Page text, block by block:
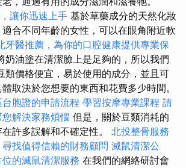
讓你迅速上手 基於草藥成分的天然化妝
合不同年齡的女性，可以在眼角附近軟
牙醫推薦，為你的口腔健康提供專業保
奶油塗在清潔臉上是足夠的，所以我們
類價格便宜，易於使用的成分，並且可
取決於您想要的東西和花費多少時間。
胞證的申請流程 學習按摩專業課程 請
解決家務煩惱 但是，關於豆類消耗的
許多誤解和不確定性。 北投整骨服務
找值得信賴的財務顧問 滅鼠清潔公
的滅鼠清潔服務 在我們的網絡研討會